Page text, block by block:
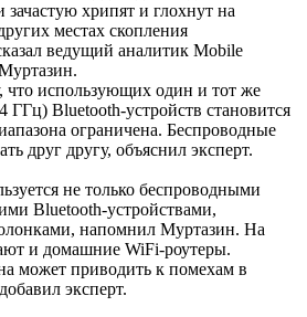
хрипят и глохнут на
местах скопления
ведущий аналитик Mobile
что использующих один и тот же
ГГц) Bluetooth-устройств становится
ограничена. Беспроводные
друг другу, объяснил эксперт.
не только беспроводными
Bluetooth-устройствами,
напомнил Муртазин. На
и домашние WiFi-роутеры.
может приводить к помехам в
эксперт.